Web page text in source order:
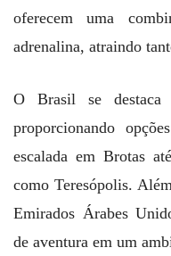
oferecem uma
adrenalina, atraindo
O Brasil se destaca
proporcionando
escalada em Brotas
como Teresópolis.
Emirados Árabes
de aventura em um